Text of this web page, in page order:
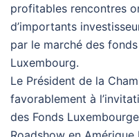
profitables rencontres
d’importants
par le marché des
Luxembourg.
Le Président de la
favorablement à
des Fonds